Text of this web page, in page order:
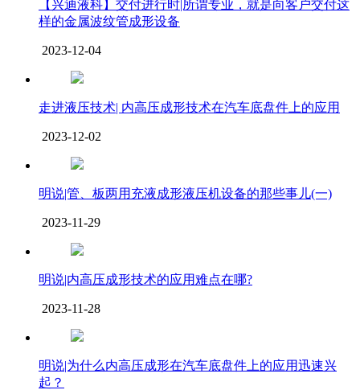
【兴迪液科】交付进行时|所谓专业，就是向客户交付这
样的金属波纹管成形设备
2023-12-04
走进液压技术| 内高压成形技术在汽车底盘件上的应用
2023-12-02
明说|管、板两用充液成形液压机设备的那些事儿(一)
2023-11-29
明说|内高压成形技术的应用难点在哪?
2023-11-28
明说|为什么内高压成形在汽车底盘件上的应用迅速兴
起？